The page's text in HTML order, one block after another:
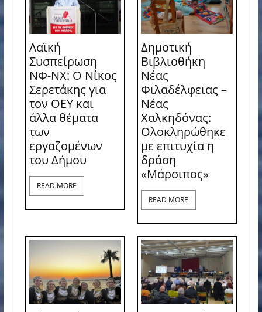
Λαϊκή
Συσπείρωση
ΝΦ-ΝΧ: O Νίκος
Σερετάκης για
τον ΟΕΥ και
άλλα θέματα
των
εργαζομένων
του Δήμου
READ MORE
Δημοτική
Βιβλιοθήκη
Νέας
Φιλαδέλφειας –
Νέας
Χαλκηδόνας:
Ολοκληρώθηκε
με επιτυχία η
δράση
«Μάρσιπος»
READ MORE